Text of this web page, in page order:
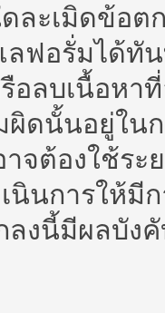
ละเมิดข้อต
ลฟอรั่มได้ทั
อลบเนื้อหา
ดนั้นอยู่ใน
จต้องใช้ระ
นินการให้มี
ลงนี้มีผลบัง